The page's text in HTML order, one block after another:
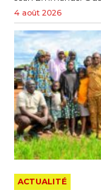
4 août 2026
ACTUALITÉ